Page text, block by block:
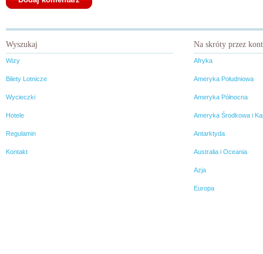
Wyszukaj
Wizy
Bilety Lotnicze
Wycieczki
Hotele
Regulamin
Kontakt
Na skróty przez
Afryka
Ameryka Południowa
Ameryka Północna
Ameryka Środkowa i
Antarktyda
Australia i Oceania
Azja
Europa